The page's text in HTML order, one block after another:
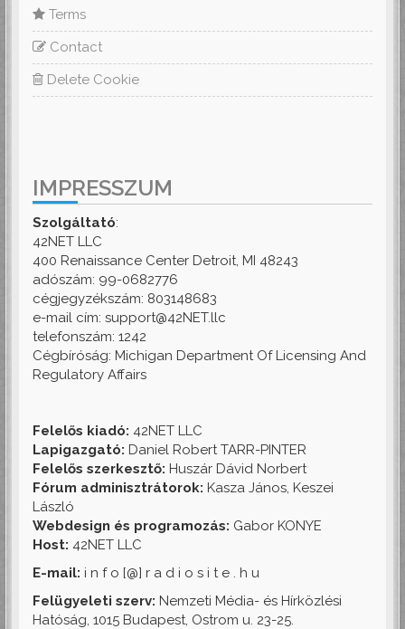
Terms
Contact
Delete Cookie
IMPRESSZUM
Szolgáltató:
42NET LLC
400 Renaissance Center Detroit, MI 48243
adószám: 99-0682776
cégjegyzékszám: 803148683
e-mail cím: support@42NET.llc
telefonszám: 1242
Cégbíróság: Michigan Department Of Licensing And
Regulatory Affairs
Felelős kiadó: 42NET LLC
Lapigazgató: Daniel Robert TARR-PINTER
Felelős szerkesztő: Huszár Dávid Norbert
Fórum adminisztrátorok: Kasza János, Keszei
László
Webdesign és programozás: Gabor KONYE
Host: 42NET LLC
E-mail: i n f o [@] r a d i o s i t e . h u
Felügyeleti szerv: Nemzeti Média- és Hírközlési
Hatóság, 1015 Budapest, Ostrom u. 23-25.